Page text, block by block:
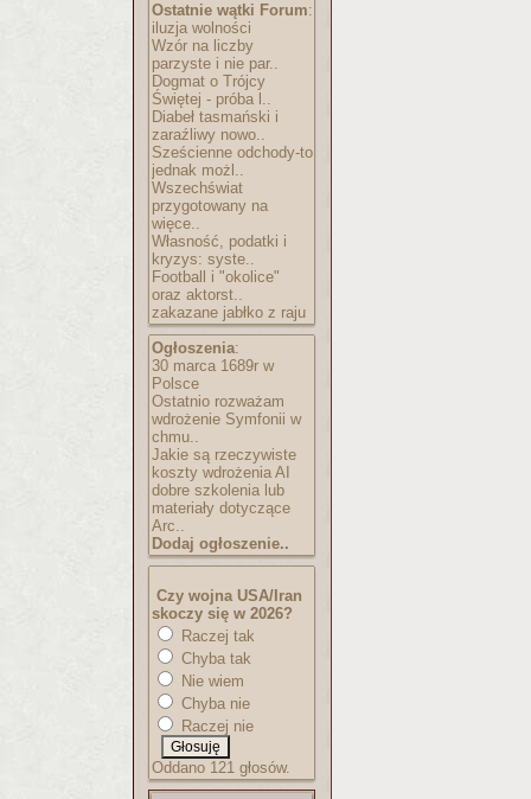
Ostatnie wątki Forum:
iluzja wolności
Wzór na liczby
parzyste i nie par..
Dogmat o Trójcy
Świętej - próba l..
Diabeł tasmański i
zaraźliwy nowo..
Sześcienne odchody-to
jednak możl..
Wszechświat
przygotowany na
więce..
Własność, podatki i
kryzys: syste..
Football i "okolice"
oraz aktorst..
zakazane jabłko z raju
Ogłoszenia:
30 marca 1689r w
Polsce
Ostatnio rozważam
wdrożenie Symfonii w
chmu..
Jakie są rzeczywiste
koszty wdrożenia AI
dobre szkolenia lub
materiały dotyczące
Arc..
Dodaj ogłoszenie..
Czy wojna USA/Iran
skoczy się w 2026?
Raczej tak
Chyba tak
Nie wiem
Chyba nie
Raczej nie
Oddano 121 głosów.